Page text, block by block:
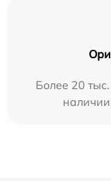
Более 20